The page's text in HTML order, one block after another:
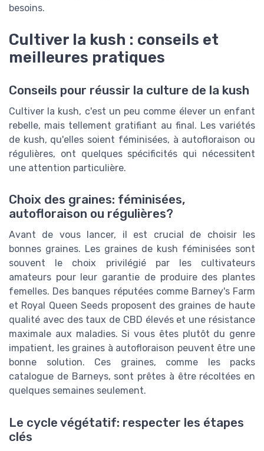
besoins.
Cultiver la kush : conseils et
meilleures pratiques
Conseils pour réussir la culture de la kush
Cultiver la kush, c'est un peu comme élever un enfant
rebelle, mais tellement gratifiant au final. Les variétés
de kush, qu'elles soient féminisées, à autofloraison ou
régulières, ont quelques spécificités qui nécessitent
une attention particulière.
Choix des graines: féminisées,
autofloraison ou régulières?
Avant de vous lancer, il est crucial de choisir les
bonnes graines. Les graines de kush féminisées sont
souvent le choix privilégié par les cultivateurs
amateurs pour leur garantie de produire des plantes
femelles. Des banques réputées comme Barney's Farm
et Royal Queen Seeds proposent des graines de haute
qualité avec des taux de CBD élevés et une résistance
maximale aux maladies. Si vous êtes plutôt du genre
impatient, les graines à autofloraison peuvent être une
bonne solution. Ces graines, comme les packs
catalogue de Barneys, sont prêtes à être récoltées en
quelques semaines seulement.
Le cycle végétatif: respecter les étapes
clés